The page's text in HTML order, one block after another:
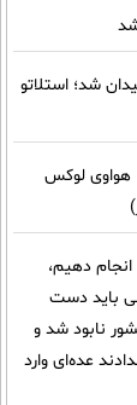
میدان شد؛ استلاتو
اسب بخار؛ هواوی لوکس
دهیم،
باید دست
نابود شد و
عده‌ای وارد